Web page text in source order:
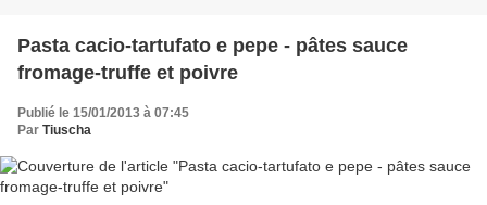
Pasta cacio-tartufato e pepe - pâtes sauce
fromage-truffe et poivre
Publié le 15/01/2013 à 07:45
Par Tiuscha